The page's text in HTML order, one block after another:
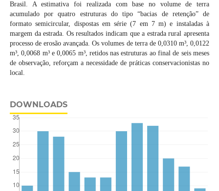
Brasil. A estimativa foi realizada com base no volume de terra
acumulado por quatro estruturas do tipo “bacias de retenção” de
formato semicircular, dispostas em série (7 em 7 m) e instaladas à
margem da estrada. Os resultados indicam que a estrada rural apresenta
processo de erosão avançada. Os volumes de terra de 0,0310 m³, 0,0122
m³, 0,0068 m³ e 0,0065 m³, retidos nas estruturas ao final de seis meses
de observação, reforçam a necessidade de práticas conservacionistas no
local.
DOWNLOADS